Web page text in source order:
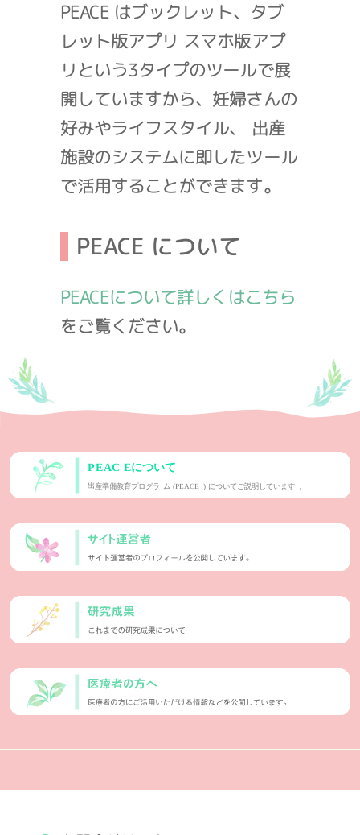
PEACE はブックレット、タブ
レット版アプリ スマホ版アプ
リという3タイプのツールで展
開していますから、妊婦さんの
好みやライフスタイル、 出産
施設のシステムに即したツール
で活用することができます。
PEACE について
PEACEについて詳しくはこちら
をご覧ください。